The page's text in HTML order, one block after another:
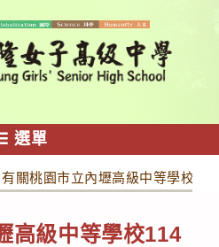
選單
有關桃園市立內壢高級中等學校
高級中等學校114